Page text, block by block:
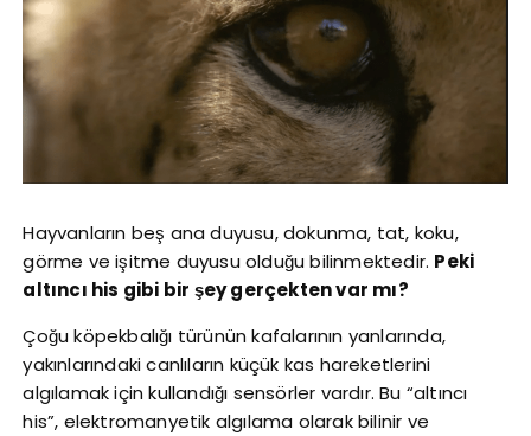
Hayvanların beş ana duyusu, dokunma, tat, koku,
görme ve işitme duyusu olduğu bilinmektedir. Peki
altıncı his gibi bir şey gerçekten var mı?
Çoğu köpekbalığı türünün kafalarının yanlarında,
yakınlarındaki canlıların küçük kas hareketlerini
algılamak için kullandığı sensörler vardır. Bu “altıncı
his”, elektromanyetik algılama olarak bilinir ve